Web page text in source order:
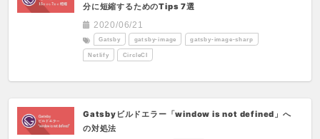
分に短縮するためのTips 7選
2020/06/21
Gatsby gatsby-image gatsby-image-sharp
Netlify CircleCI
Gatsbyビルドエラー「window is not defined」へ
の対処法